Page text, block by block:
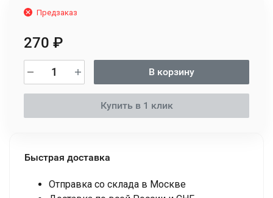
Предзаказ
270 ₽
В корзину
Купить в 1 клик
Быстрая доставка
Отправка со склада в Москве